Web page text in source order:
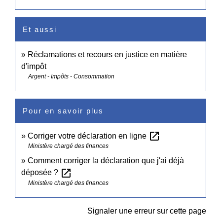
Et aussi
Réclamations et recours en justice en matière
d'impôt
Argent - Impôts - Consommation
Pour en savoir plus
Corriger votre déclaration en ligne open_in_new
Ministère chargé des finances
Comment corriger la déclaration que j'ai déjà
déposée ? open_in_new
Ministère chargé des finances
Signaler une erreur sur cette page